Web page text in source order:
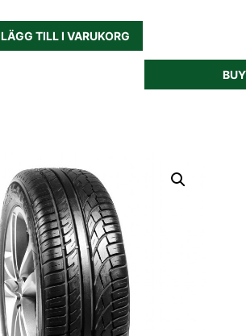
LÄGG TILL I VARUKORG